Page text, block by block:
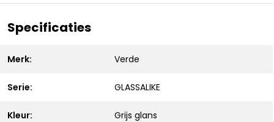
Specificaties
Merk: Verde
Serie: GLASSALIKE
Kleur: Grijs glans